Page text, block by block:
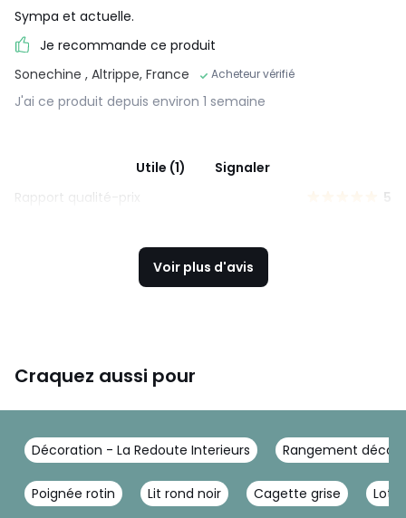
Sympa et actuelle.
Je recommande ce produit
Sonechine , Altrippe, France Acheteur vérifié
J'ai ce produit depuis environ 1 semaine
Utile (1)
Signaler
Rapport qualité-prix
5
Voir plus d'avis
Craquez aussi pour
Décoration - La Redoute Interieurs Rangement déco
Poignée rotin Lit rond noir Cagette grise Lot